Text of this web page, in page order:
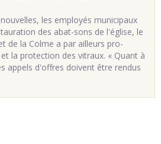
les em­ployés mu­ni­ci­paux
des abat-sons de l'église, le
de la Colme a par ailleurs pro­
la pro­tec­tion des vi­traux. « Quant à
ap­pels d'offres doivent être ren­dus